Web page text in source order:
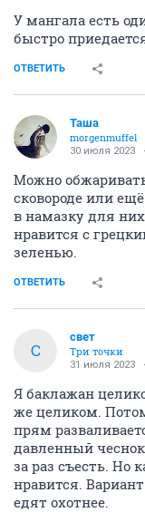
У мангала есть
быстро
ОТВЕТИТЬ
Таша
morgenmuffel
30 июля 2023
Можно
сковороде или
в намазку для
нравится с
зеленью.
ОТВЕТИТЬ
С
свет
Три точки
31 июля 2023
Я баклажан
же целиком.
прям
давленный
за раз съесть. Но
нравится.
едят охотнее.